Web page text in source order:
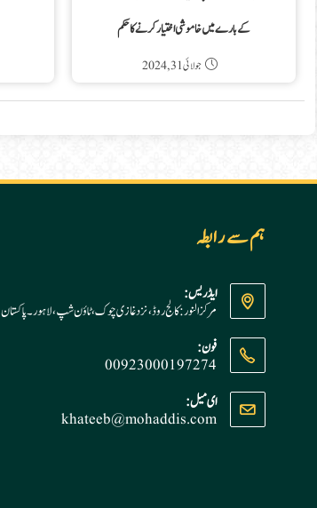
کے بارے میں خاموشی اختیار کرنے کا حکم
جولائی 31, 2024
ہم سے رابطہ
ایڈریس:
مرکز النور: کالج روڈ، نزد غازی چوک، ٹاؤن شپ، لاہور ۔ پاکستان
فون:
00923000197274
Opens
in
ای میل:
khateeb@mohaddis.com
Opens